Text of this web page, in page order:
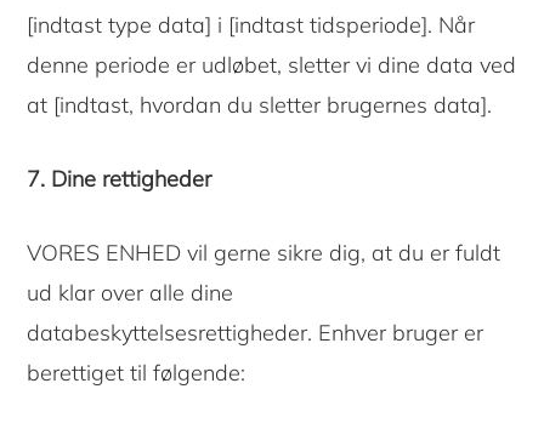
[indtast type data] i [indtast tidsperiode]. Når
denne periode er udløbet, sletter vi dine data ved
at [indtast, hvordan du sletter brugernes data].
7. Dine rettigheder
VORES ENHED vil gerne sikre dig, at du er fuldt
ud klar over alle dine
databeskyttelsesrettigheder. Enhver bruger er
berettiget til følgende: